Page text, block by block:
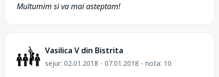
Multumim si va mai asteptam!
Vasilica V din Bistrita
sejur: 02.01.2018 - 07.01.2018 - nota: 10